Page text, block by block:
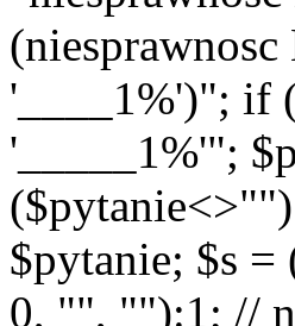
'____1%')"; if
'_____1%'";
$pytanie; $s
0, "", ""):1; //